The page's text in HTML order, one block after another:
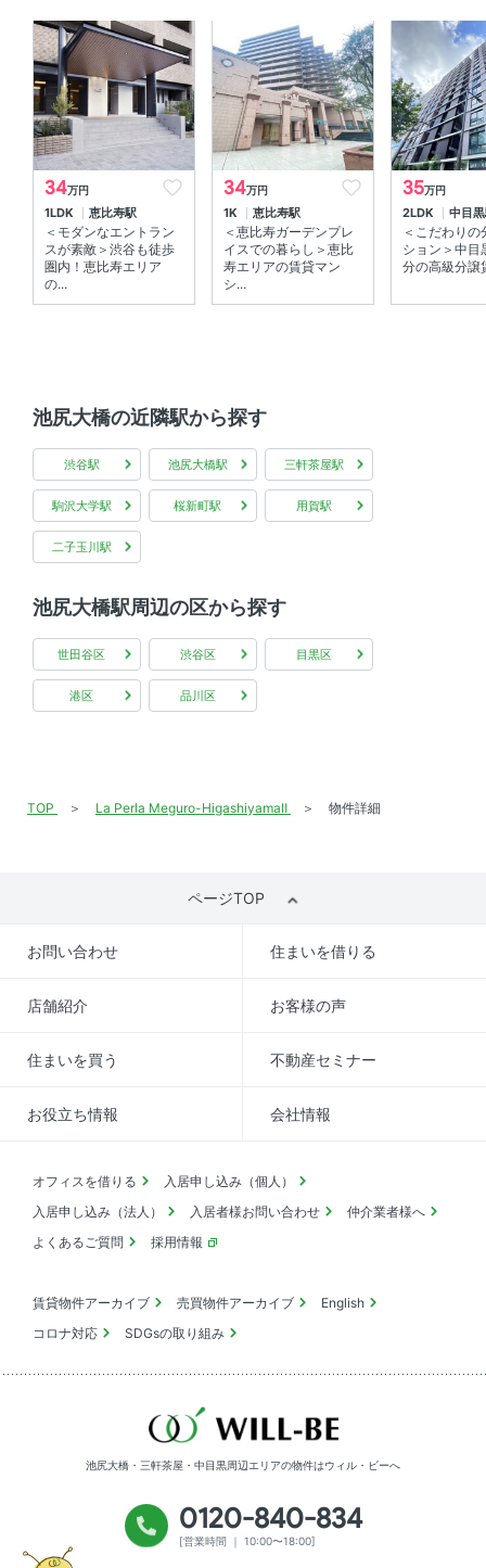
オートロック 、 ＴＶモニタ付きインターホン 、 防犯カメ
ラ
室内設備
室内洗濯機置場 、 エアコン
部屋の特徴
ウォークインクローゼット 、 シューズインクローゼット
、 角部屋 、 バルコニー 、 全居室フローリング 、 最上階
共用部
34万円
1LDK 恵比寿駅
＜モダンなエントラン
スが素敵＞渋谷も徒歩
圏内！恵比寿エリア
の...
34万円
1K 恵比寿駅
＜恵比寿ガーデンプレ
イスでの暮らし＞恵比
寿エリアの賃貸マン
シ...
35万円
2LDK 中目
＜こだわりの
ション＞中目
分の高級分譲
池尻大橋の近隣駅から探す
渋谷駅 池尻大橋駅 三軒茶屋駅
駒沢大学駅 桜新町駅 用賀駅
二子玉川駅
池尻大橋駅周辺の区から探す
世田谷区 渋谷区 目黒区
港区 品川区
TOP La Perla Meguro-HigashiyamaⅡ 物件詳細
ページTOP
お問い合わせ 住まいを借りる
店舗紹介 お客様の声
住まいを買う 不動産セミナー
お役立ち情報 会社情報
オフィスを借りる
入居申し込み（個人）
入居申し込み（法人）
入居者様お問い合わせ
仲介業者様へ
よくあるご質問
採用情報
賃貸物件アーカイブ 売買物件アーカイブ
English
コロナ対応
SDGsの取り組み
池尻大橋・三軒茶屋・中目黒周辺エリアの物件はウィル・ビーへ
0120-840-834
[営業時間 ｜ 10:00〜18:00]